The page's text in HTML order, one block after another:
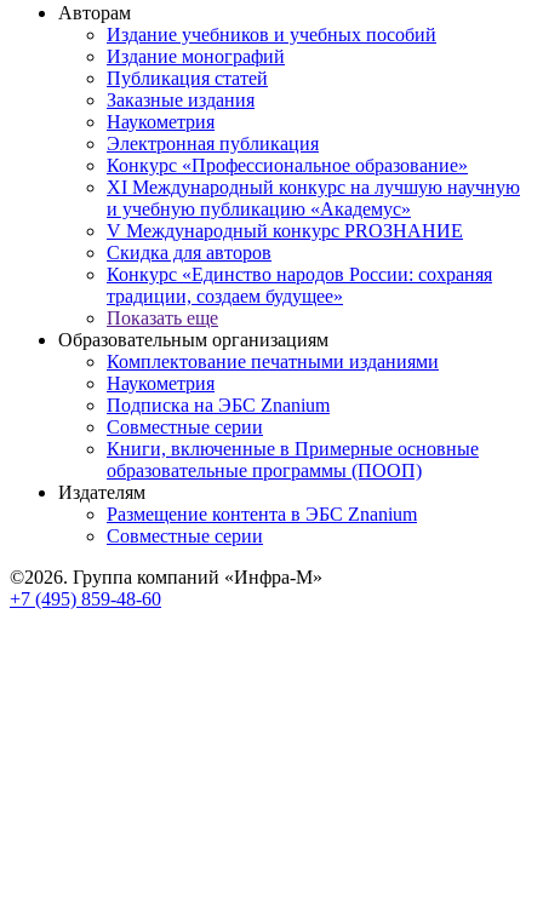
Авторам
Издание учебников и учебных пособий
Издание монографий
Публикация статей
Заказные издания
Наукометрия
Электронная публикация
Конкурс «Профессиональное образование»
XI Международный конкурс на лучшую научную
и учебную публикацию «Академус»
V Международный конкурс PROЗНАНИЕ
Скидка для авторов
Конкурс «Единство народов России: сохраняя
традиции, создаем будущее»
Показать еще
Образовательным организациям
Комплектование печатными изданиями
Наукометрия
Подписка на ЭБС Znanium
Совместные серии
Книги, включенные в Примерные основные
образовательные программы (ПООП)
Издателям
Размещение контента в ЭБС Znanium
Совместные серии
©2026. Группа компаний «Инфра-М»
+7 (495) 859-48-60